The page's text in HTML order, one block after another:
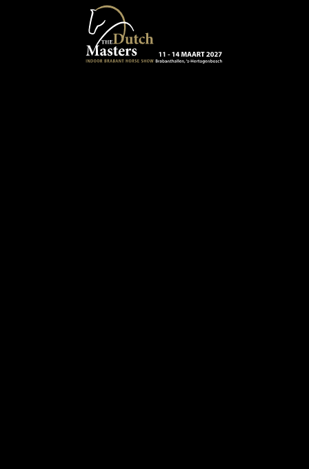
Terug naar hoofdinhoud
13 - 16 MAART 2024